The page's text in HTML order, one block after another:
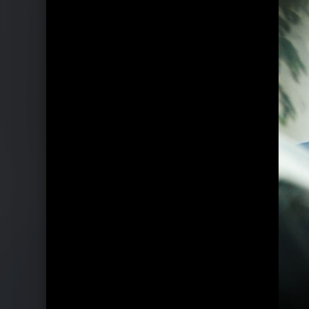
Ähnliche Künstler wie Benjamin